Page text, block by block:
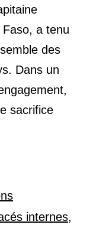
a tenu
des
Dans un
sacrifice
internes,